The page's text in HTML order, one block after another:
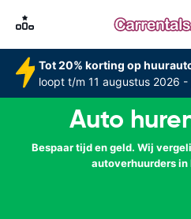
Tot 20% korting op
loopt t/m 11 augustus 2026
Auto
Bespaar tijd en geld. Wij
autoverhuurders in